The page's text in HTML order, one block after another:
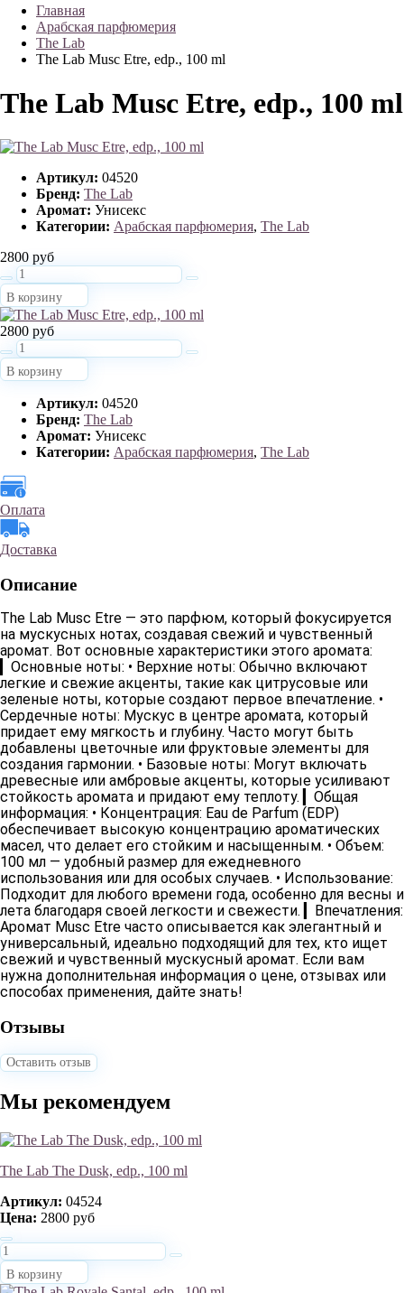
Главная
Арабская парфюмерия
The Lab
The Lab Musc Etre, edp., 100 ml
The Lab Musc Etre, edp., 100 ml
Артикул: 04520
Бренд: The Lab
Аромат: Унисекс
Категории: Арабская парфюмерия, The Lab
2800 руб
В корзину
2800 руб
В корзину
Артикул: 04520
Бренд: The Lab
Аромат: Унисекс
Категории: Арабская парфюмерия, The Lab
Оплата
Доставка
Описание
The Lab Musc Etre — это парфюм, который фокусируется
на мускусных нотах, создавая свежий и чувственный
аромат. Вот основные характеристики этого аромата:
Основные ноты: • Верхние ноты: Обычно включают
легкие и свежие акценты, такие как цитрусовые или
зеленые ноты, которые создают первое впечатление. •
Сердечные ноты: Мускус в центре аромата, который
придает ему мягкость и глубину. Часто могут быть
добавлены цветочные или фруктовые элементы для
создания гармонии. • Базовые ноты: Могут включать
древесные или амбровые акценты, которые усиливают
стойкость аромата и придают ему теплоту. ▎ Общая
информация: • Концентрация: Eau de Parfum (EDP)
обеспечивает высокую концентрацию ароматических
масел, что делает его стойким и насыщенным. • Объем:
100 мл — удобный размер для ежедневного
использования или для особых случаев. • Использование:
Подходит для любого времени года, особенно для весны и
лета благодаря своей легкости и свежести. ▎
Впечатления:
Аромат Musc Etre часто описывается как элегантный и
универсальный, идеально подходящий для тех, кто ищет
свежий и чувственный мускусный аромат. Если вам
нужна дополнительная информация о цене, отзывах или
способах применения, дайте знать!
Отзывы
Оставить отзыв
Мы рекомендуем
The Lab The Dusk, edp., 100 ml
Артикул: 04524
Цена: 2800 руб
В корзину